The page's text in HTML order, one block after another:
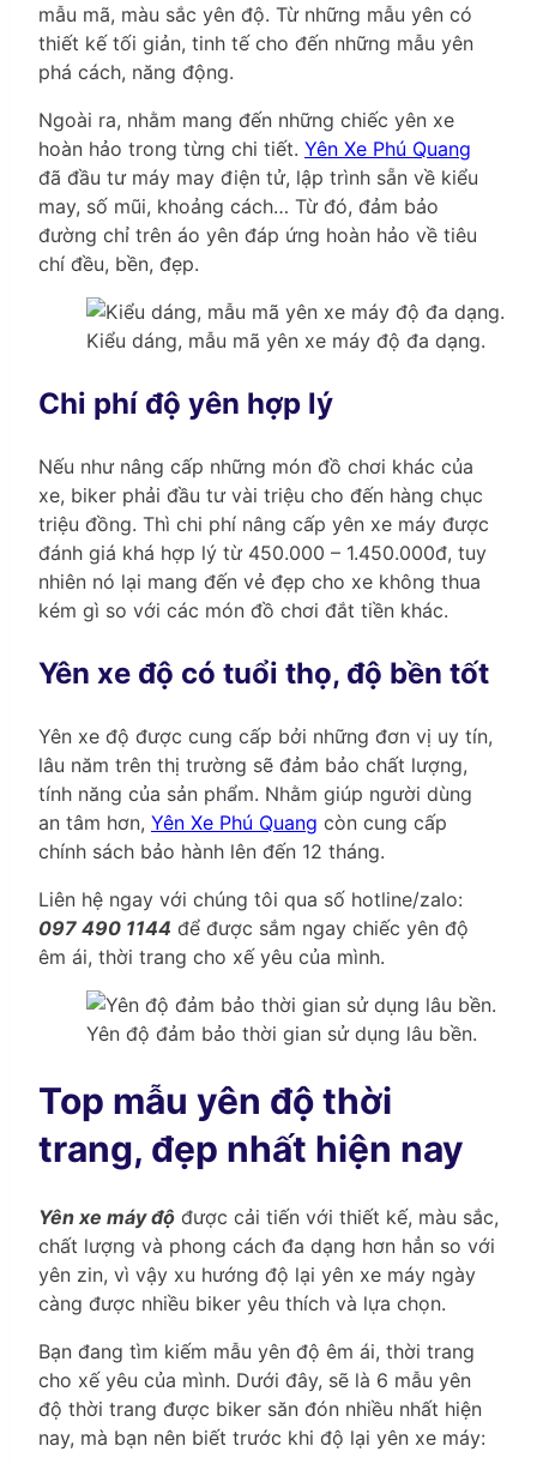
mẫu mã, màu sắc yên độ. Từ những mẫu yên có
thiết kế tối giản, tinh tế cho đến những mẫu yên
phá cách, năng động.
Ngoài ra, nhằm mang đến những chiếc yên xe
hoàn hảo trong từng chi tiết. Yên Xe Phú Quang
đã đầu tư máy may điện tử, lập trình sẵn về kiểu
may, số mũi, khoảng cách… Từ đó, đảm bảo
đường chỉ trên áo yên đáp ứng hoàn hảo về tiêu
chí đều, bền, đẹp.
Kiểu dáng, mẫu mã yên xe máy độ đa dạng.
Chi phí độ yên hợp lý
Nếu như nâng cấp những món đồ chơi khác của
xe, biker phải đầu tư vài triệu cho đến hàng chục
triệu đồng. Thì chi phí nâng cấp yên xe máy được
đánh giá khá hợp lý từ 450.000 – 1.450.000đ, tuy
nhiên nó lại mang đến vẻ đẹp cho xe không thua
kém gì so với các món đồ chơi đắt tiền khác.
Yên xe độ có tuổi thọ, độ bền tốt
Yên xe độ được cung cấp bởi những đơn vị uy tín,
lâu năm trên thị trường sẽ đảm bảo chất lượng,
tính năng của sản phẩm. Nhằm giúp người dùng
an tâm hơn, Yên Xe Phú Quang còn cung cấp
chính sách bảo hành lên đến 12 tháng.
Liên hệ ngay với chúng tôi qua số hotline/zalo:
097 490 1144 để được sắm ngay chiếc yên độ
êm ái, thời trang cho xế yêu của mình.
Yên độ đảm bảo thời gian sử dụng lâu bền.
Top mẫu yên độ thời
trang, đẹp nhất hiện nay
Yên xe máy độ được cải tiến với thiết kế, màu sắc,
chất lượng và phong cách đa dạng hơn hẳn so với
yên zin, vì vậy xu hướng độ lại yên xe máy ngày
càng được nhiều biker yêu thích và lựa chọn.
Bạn đang tìm kiếm mẫu yên độ êm ái, thời trang
cho xế yêu của mình. Dưới đây, sẽ là 6 mẫu yên
độ thời trang được biker săn đón nhiều nhất hiện
nay, mà bạn nên biết trước khi độ lại yên xe máy: